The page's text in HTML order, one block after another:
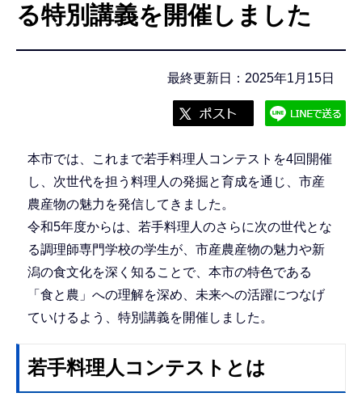
る特別講義を開催しました
最終更新日：2025年1月15日
本市では、これまで若手料理人コンテストを4回開催
し、次世代を担う料理人の発掘と育成を通じ、市産
農産物の魅力を発信してきました。
令和5年度からは、若手料理人のさらに次の世代とな
る調理師専門学校の学生が、市産農産物の魅力や新
潟の食文化を深く知ることで、本市の特色である
「食と農」への理解を深め、未来への活躍につなげ
ていけるよう、特別講義を開催しました。
若手料理人コンテストとは